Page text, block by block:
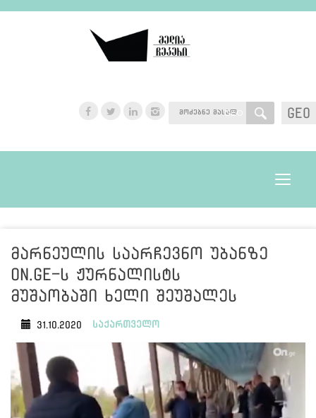
GEO
GEO
Toggle
მარნეულის საარჩევნო უბანზე
On.ge-ს ჟურნალისტს
მუშაობაში ხელი შეუშალეს
31.10.2020 საქართველო